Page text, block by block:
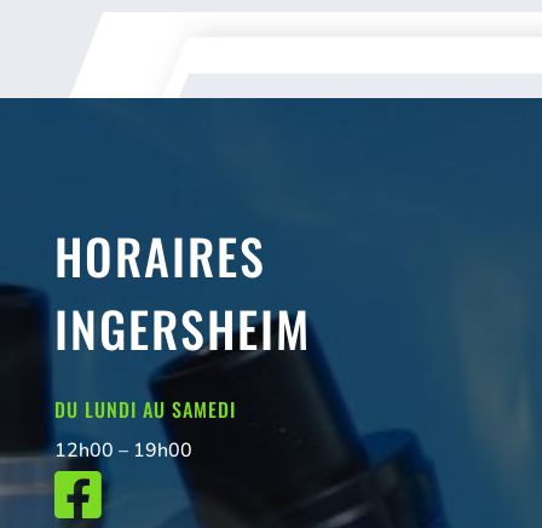
HORAIRES
INGERSHEIM
DU LUNDI AU SAMEDI
12h00 – 19h00
